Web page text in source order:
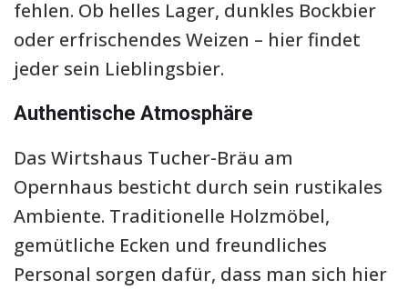
fehlen. Ob helles Lager, dunkles Bockbier
oder erfrischendes Weizen – hier findet
jeder sein Lieblingsbier.
Authentische Atmosphäre
Das Wirtshaus Tucher-Bräu am
Opernhaus besticht durch sein rustikales
Ambiente. Traditionelle Holzmöbel,
gemütliche Ecken und freundliches
Personal sorgen dafür, dass man sich hier